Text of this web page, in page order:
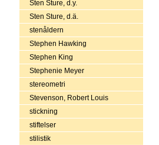
Sten Sture, d.y.
Sten Sture, d.ä.
stenåldern
Stephen Hawking
Stephen King
Stephenie Meyer
stereometri
Stevenson, Robert Louis
stickning
stiftelser
stilistik